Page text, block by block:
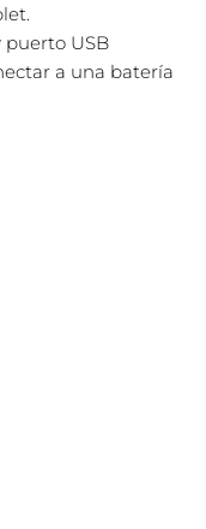
puerto USB
a una batería